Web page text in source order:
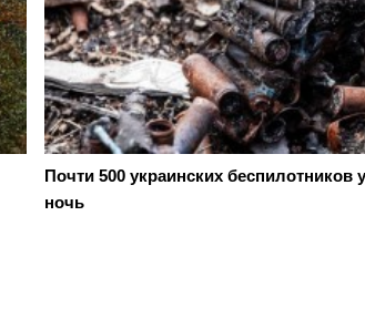
Почти 500 украинских беспилотников
ночь